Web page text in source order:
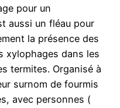
pour un
aussi un fléau pour
la présence des
xylophages dans les
termites. Organisé à
surnom de fourmis
avec personnes (